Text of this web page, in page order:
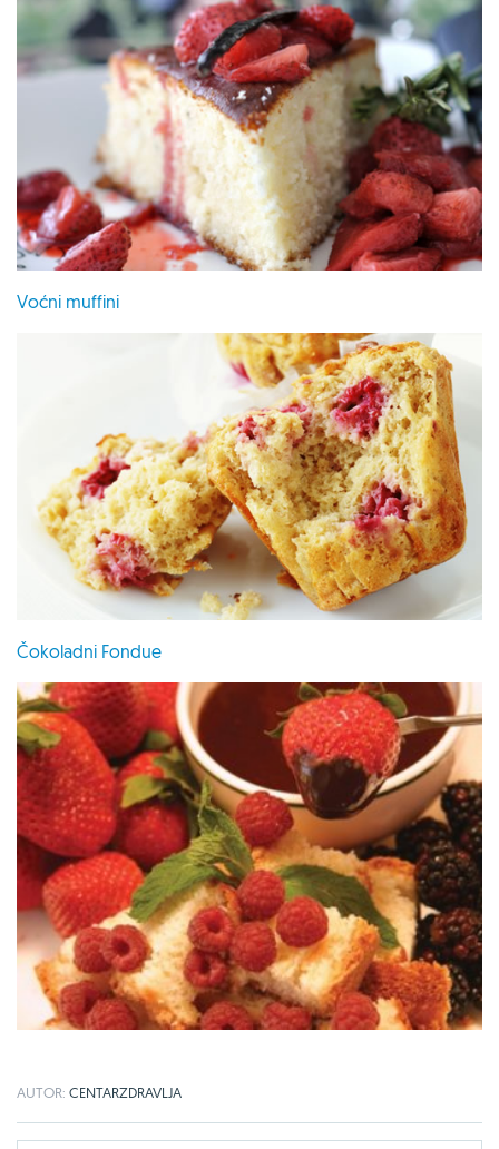
Voćni muffini
Čokoladni Fondue
AUTOR: CENTARZDRAVLJA